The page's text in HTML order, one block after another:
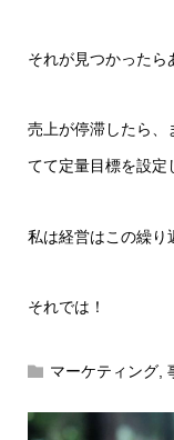
それが見つかったら
売上が停滞したら、
てて定量目標を設定
私は経営はこの繰り
それでは！
マーケティング,